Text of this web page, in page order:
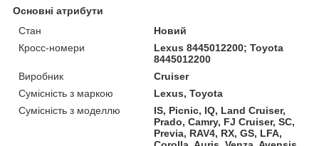
Основні атрибути
Стан
Новий
Кросс-номери
Lexus 8445012200; Toyota
8445012200
Виробник
Cruiser
Сумісність з маркою
Lexus, Toyota
Сумісність з моделлю
IS, Picnic, IQ, Land Cruiser,
Prado, Camry, FJ Cruiser, SC,
Previa, RAV4, RX, GS, LFA,